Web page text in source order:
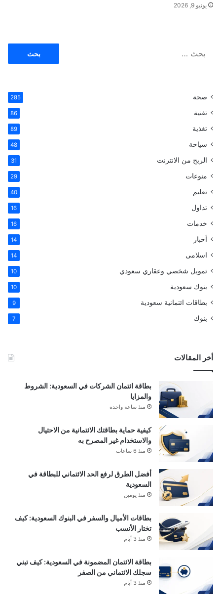
يونيو 9, 2026
صحة 285
تقنية 86
تغذية 89
سياحة 48
الربح من الانترنت 31
منوعات 29
تعليم 40
تداول 16
خدمات 16
أخبار 14
اسلامى 14
تمويل شخصي وعقاري سعودي 10
بنوك سعودية 10
بطاقات ائتمانية سعودية 9
بنوك 7
أخر المقالات
بطاقة ائتمان الشركات في السعودية: الشروط
والمزايا
منذ ساعة واحدة
كيفية حماية بطاقتك الائتمانية من الاحتيال
والاستخدام غير المصرح به
منذ 6 ساعات
أفضل الطرق لرفع الحد الائتماني للبطاقة في
السعودية
منذ يومين
بطاقات الأميال والسفر في البنوك السعودية: كيف
تختار الأنسب
منذ 3 أيام
بطاقة الائتمان المضمونة في السعودية: كيف تبني
سجلك الائتماني من الصفر
منذ 3 أيام